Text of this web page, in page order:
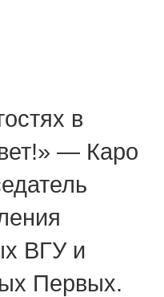
в
— Каро
ВГУ и
Первых.